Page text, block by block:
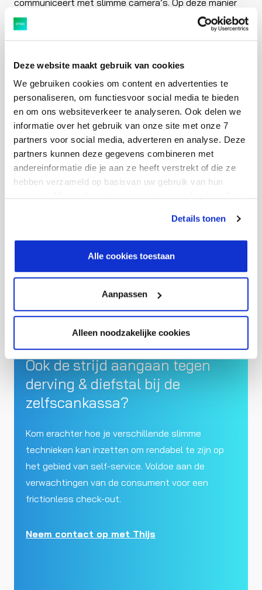
Deze website maakt gebruik van cookies
We gebruiken cookies om content en advertenties te
personaliseren, om functiesvoor social media te bieden
en om ons websiteverkeer te analyseren. Ook delen we
informatie over het gebruik van onze site met onze 7
partners voor social media, adverteren en analyse. Deze
partners kunnen deze gegevens combineren met
andereinformatie die je aan ze heeft verstrekt of die ze
hebben verzameld op basisvan uw gebruik van hun
aanpassen via de CO-knop linksonder. Lees meer over
hoe wij jouw gegevensverwerken in onze privacy- en
Details tonen
Alle cookies toestaan
Aanpassen
Alleen noodzakelijke cookies
communiceert met slimme camera’s. Op deze manier
krijgt het AI-systeem input vanuit XV om te valideren
Deze inzet van techniek creëert kansen voor retailers
om vele malen minder afhankelijk te zijn van de
reguliere willekeurige steekproeven. Door de inzet van
AI kan je dus direct de klant of het winkelpersoneel
informeren over een gemaakte scanfout. Dit leidt tot
gerichtere interventies vanuit het winkelpersoneel,
minder onnodige steekproeven, lagere mate van
klantirritatie en een vermindering van onnodig
tijdverlies van de medewerker.
software voldoet volledig aan de AVG-wetgeving en
waarborgt daarom de privacy van de consument.
Ook de strijd aangaan tegen
derving & diefstal bij de
zelfscankassa?
Kom erachter hoe je verschillende slimme
technieken kan inzetten om rendabel te zijn op
het gebied van self-service. Voldoe aan de
verwachtingen van de consument voor een
frictionless check-out.
Neem contact op met Thijs